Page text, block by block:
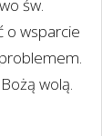
św.
o wsparcie
wolą.